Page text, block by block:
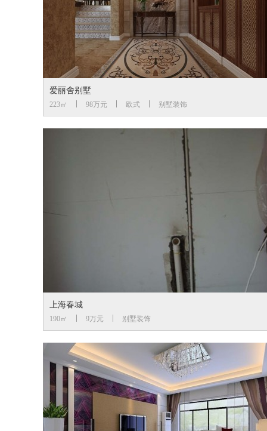
爱丽舍别墅
223㎡ 98万元 欧式 别墅装饰
上海春城
190㎡ 9万元 别墅装饰